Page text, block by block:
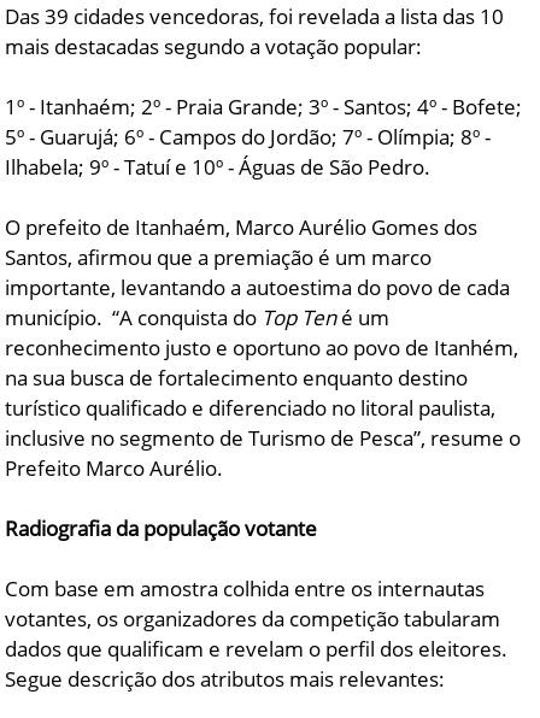
Das 39 cidades vencedoras, foi revelada a lista das 10
mais destacadas segundo a votação popular:
1º - Itanhaém; 2º - Praia Grande; 3º - Santos; 4º - Bofete;
5º - Guarujá; 6º - Campos do Jordão; 7º - Olímpia; 8º -
Ilhabela; 9º - Tatuí e 10º - Águas de São Pedro.
O prefeito de Itanhaém, Marco Aurélio Gomes dos
Santos, afirmou que a premiação é um marco
importante, levantando a autoestima do povo de cada
município. “A conquista do Top Tené um
reconhecimento justo e oportuno ao povo de Itanhém,
na sua busca de fortalecimento enquanto destino
turístico qualificado e diferenciado no litoral paulista,
inclusive no segmento de Turismo de Pesca”, resume o
Prefeito Marco Aurélio.
Radiografia da população votante
Com base em amostra colhida entre os internautas
votantes, os organizadores da competição tabularam
dados que qualificam e revelam o perfil dos eleitores.
Segue descrição dos atributos mais relevantes: